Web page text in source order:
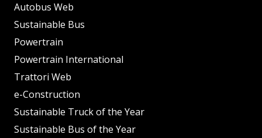
Autobus Web
Sustainable Bus
Powertrain
Powertrain International
Trattori Web
e-Construction
Sustainable Truck of the Year
Sustainable Bus of the Year